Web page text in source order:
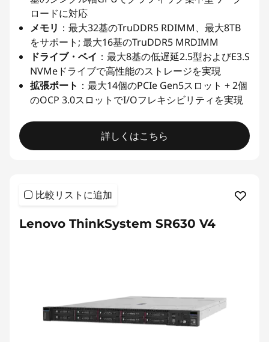
ロードに対応
メモリ ：最大32基のTruDDR5 RDIMM、最大8TB
をサポート; 最大16基のTruDDR5 MRDIMM
ドライブ・ベイ ：最大8基の低遅延2.5型およびE3.S
NVMeドライブで高性能のストレージを実現
拡張ポート ：最大14個のPCIe Gen5スロット + 2個
のOCP 3.0スロットでI/Oフレキシビリティを実現
詳しくはこちら
比較リストに追加
Lenovo ThinkSystem SR630 V4